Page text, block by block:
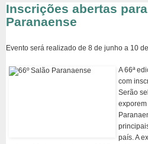
Inscrições abertas
Paranaense
Evento será realizado de 8 de junho a 10
A 66ª
com
Serão
país. A